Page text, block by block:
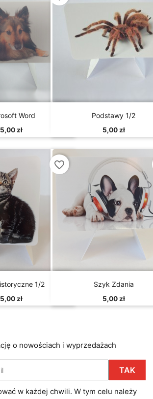
podgląd
Word
5,00 zł
Szybki podgląd
Podstawy 1/2
5,00 zł
podgląd
1/2
5,00 zł
favorite_border
Szybki podgląd
Szyk Zdania
5,00 zł
o nowościach i wyprzedażach
w każdej chwili. W tym celu należy